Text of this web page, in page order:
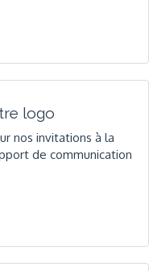
logo
nos invitations à la
de communication